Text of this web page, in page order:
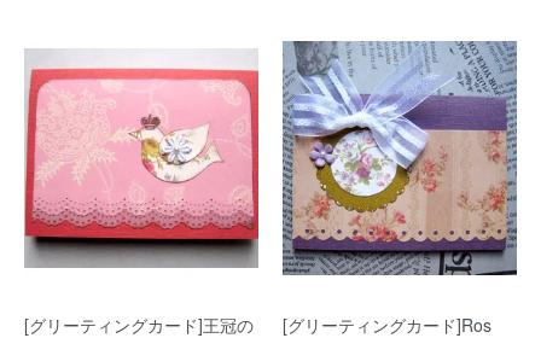
[グリーティングカード]王冠の
[グリーティングカード]Ros